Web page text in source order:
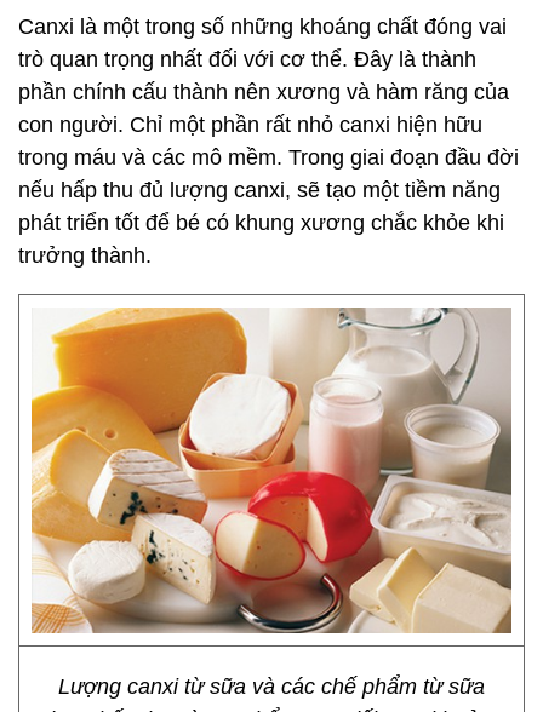
Canxi là một trong số những khoáng chất đóng vai
trò quan trọng nhất đối với cơ thể. Đây là thành
phần chính cấu thành nên xương và hàm răng của
con người. Chỉ một phần rất nhỏ canxi hiện hữu
trong máu và các mô mềm. Trong giai đoạn đầu đời
nếu hấp thu đủ lượng canxi, sẽ tạo một tiềm năng
phát triển tốt để bé có khung xương chắc khỏe khi
trưởng thành.
Lượng canxi từ sữa và các chế phẩm từ sữa